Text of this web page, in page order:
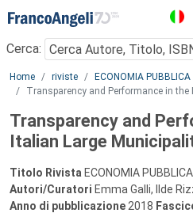
Menu
Cerca:
Main content
Home riviste ECONOMIA PUBBLICA
Transparency and Performance in
Transparency and
Italian Large
Titolo Rivista ECONOMIA PUBBLICA
Autori/Curatori Emma Galli, Ilde
Anno di pubblicazione 2018